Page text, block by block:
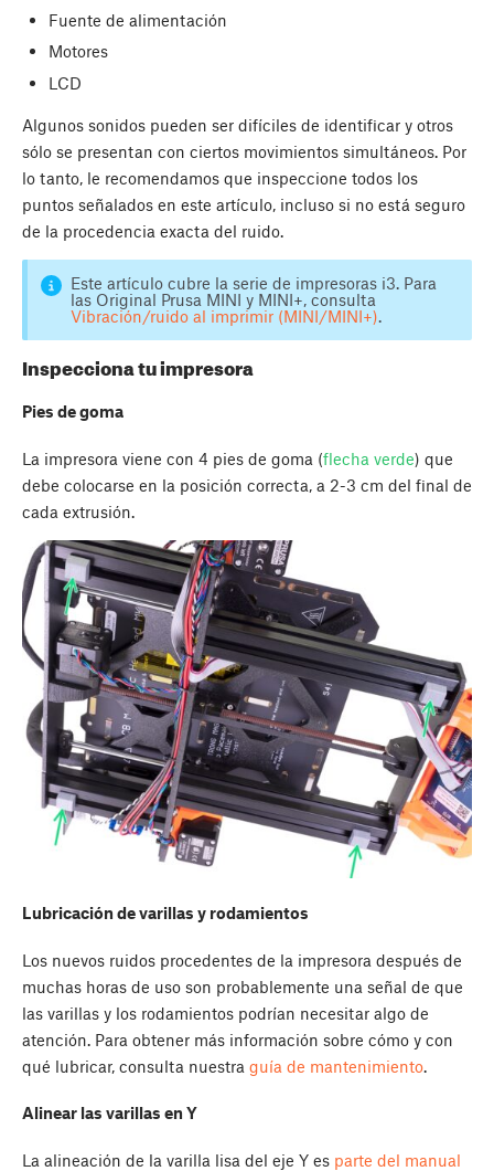
Fuente de alimentación
Motores
LCD
Algunos sonidos pueden ser difíciles de identificar y otros
sólo se presentan con ciertos movimientos simultáneos. Por
lo tanto, le recomendamos que inspeccione todos los
puntos señalados en este artículo, incluso si no está seguro
de la procedencia exacta del ruido.
Este artículo cubre la serie de impresoras i3. Para
las Original Prusa MINI y MINI+, consulta
Vibración/ruido al imprimir (MINI/MINI+)
Inspecciona tu impresora
Pies de goma
La impresora viene con 4 pies de goma (flecha verde) que
debe colocarse en la posición correcta, a 2-3 cm del final de
cada extrusión.
Lubricación de varillas y rodamientos
Los nuevos ruidos procedentes de la impresora después de
muchas horas de uso son probablemente una señal de que
las varillas y los rodamientos podrían necesitar algo de
atención. Para obtener más información sobre cómo y con
qué lubricar, consulta nuestra guía de mantenimiento
Alinear las varillas en Y
La alineación de la varilla lisa del eje Y es parte del manual